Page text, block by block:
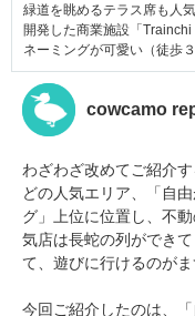
緑道を眺めるテラス席も人
開発した商業施設「
ネーミングが可愛い（徒歩３
cowcamo
わざわざ改めてご紹介
どの人気エリア、「自
グ」上位に位置し、不
気店は長蛇の列ができ
て、遊びに行けるのがま
今回ご紹介したのは、